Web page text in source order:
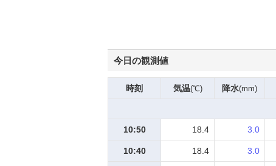
今日の観測値
時刻 気温(℃) 降水(mm)
10:50 18.4 3.0
10:40 18.4 3.0